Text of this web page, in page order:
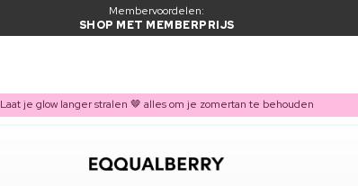
Membervoordelen:
SHOP MET MEMBERPRIJS
Laat je glow langer stralen 🤎 alles om je zomertan te behouden